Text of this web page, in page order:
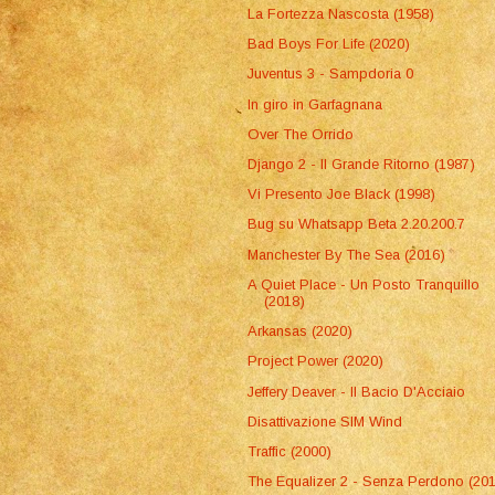
La Fortezza Nascosta (1958)
Bad Boys For Life (2020)
Juventus 3 - Sampdoria 0
In giro in Garfagnana
Over The Orrido
Django 2 - Il Grande Ritorno (1987)
Vi Presento Joe Black (1998)
Bug su Whatsapp Beta 2.20.200.7
Manchester By The Sea (2016)
A Quiet Place - Un Posto Tranquillo
(2018)
Arkansas (2020)
Project Power (2020)
Jeffery Deaver - Il Bacio D'Acciaio
Disattivazione SIM Wind
Traffic (2000)
The Equalizer 2 - Senza Perdono